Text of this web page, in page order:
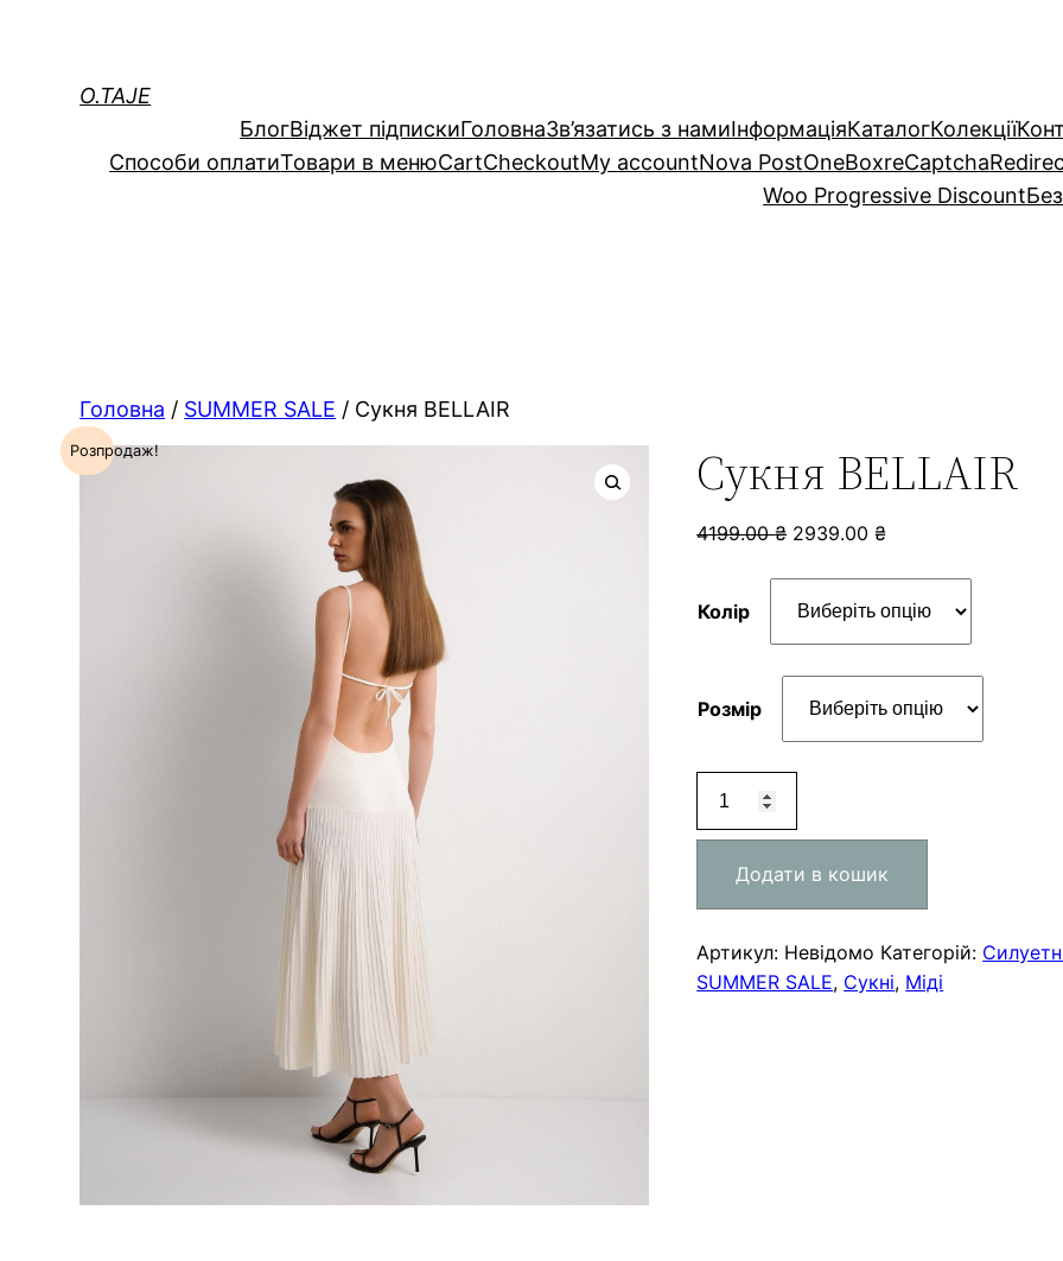
O.TAJE
БлогВiджет пiдпискиГоловнаЗв’язатись з намиІнформаціяКаталогКолекції
Способи оплатиТовари в менюCartCheckoutMy accountNova PostOneBoxreCaptcha
Woo Progressive Discount
Головна / SUMMER SALE / Сукня BELLAIR
Розпродаж! Сукня BELLAIR
4199.00₴ 2939.00₴
Колір
Розмір
BELLAIR
кількість
Додати в кошик
Артикул: Невідомо Категорій:
SUMMER SALE, Сукні, Міді